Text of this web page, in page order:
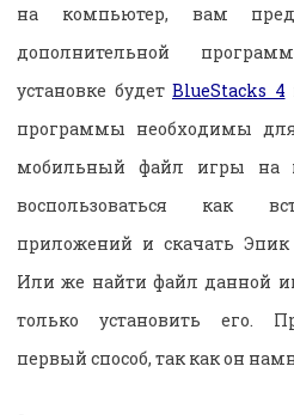
на компьютер, вам
дополнительной
установке будет BlueStacks 4
программы необходимы
мобильный файл игры на
воспользоваться как
приложений и скачать Эпик
Или же найти файл данной
только установить его.
первый способ, так как он